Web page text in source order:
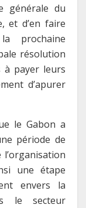
générale du
et d’en faire
prochaine
résolution
à payer leurs
d’apurer
le Gabon a
période de
une étape
envers la
le secteur